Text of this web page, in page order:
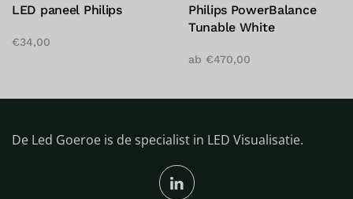
LED paneel Philips
€34,00
Philips PowerBalance
Tunable White
ab €470,00
De Led Goeroe is de specialist in LED Visualisatie.